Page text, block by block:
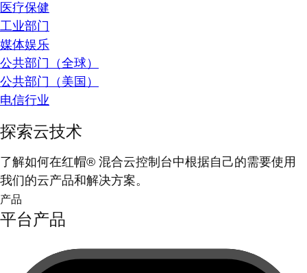
医疗保健
工业部门
媒体娱乐
公共部门（全球）
公共部门（美国）
电信行业
探索云技术
了解如何在红帽® 混合云控制台中根据自己的需要使用
我们的云产品和解决方案。
产品
平台产品